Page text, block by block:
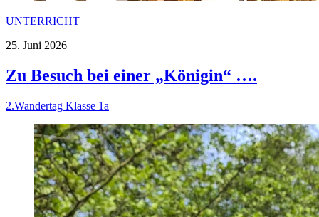
UNTERRICHT
25. Juni 2026
Zu Besuch bei einer „Königin“ ….
2.Wandertag Klasse 1a